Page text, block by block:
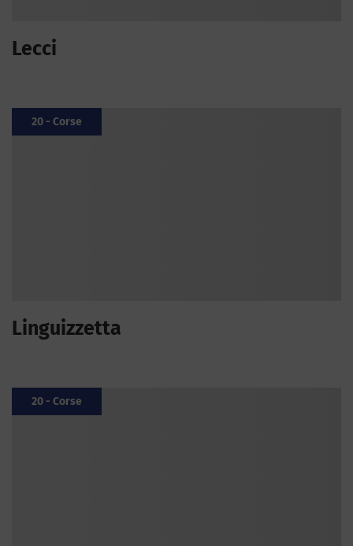
Lecci
20 - Corse
Linguizzetta
20 - Corse